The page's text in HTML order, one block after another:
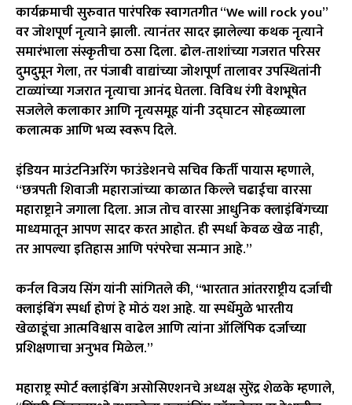
कार्यक्रमाची सुरुवात पारंपरिक स्वागतगीत “We will rock you”
वर जोशपूर्ण नृत्याने झाली. त्यानंतर सादर झालेल्या कथक नृत्याने
समारंभाला संस्कृतीचा ठसा दिला. ढोल-ताशांच्या गजरात परिसर
दुमदुमून गेला, तर पंजाबी वाद्यांच्या जोशपूर्ण तालावर उपस्थितांनी
टाळ्यांच्या गजरात नृत्याचा आनंद घेतला. विविध रंगी वेशभूषेत
सजलेले कलाकार आणि नृत्यसमूह यांनी उद्घाटन सोहळ्याला
कलात्मक आणि भव्य स्वरूप दिले.
इंडियन माउंटनिअरिंग फाउंडेशनचे सचिव किर्ती पायास म्हणाले,
“छत्रपती शिवाजी महाराजांच्या काळात किल्ले चढाईचा वारसा
महाराष्ट्राने जगाला दिला. आज तोच वारसा आधुनिक क्लाइंबिंगच्या
माध्यमातून आपण सादर करत आहोत. ही स्पर्धा केवळ खेळ नाही,
तर आपल्या इतिहास आणि परंपरेचा सन्मान आहे.”
कर्नल विजय सिंग यांनी सांगितले की, “भारतात आंतरराष्ट्रीय दर्जाची
क्लाइंबिंग स्पर्धा होणं हे मोठं यश आहे. या स्पर्धेमुळे भारतीय
खेळाडूंचा आत्मविश्वास वाढेल आणि त्यांना ऑलिंपिक दर्जाच्या
प्रशिक्षणाचा अनुभव मिळेल.”
महाराष्ट्र स्पोर्ट क्लाइंबिंग असोसिएशनचे अध्यक्ष सुरेंद्र शेळके म्हणाले,